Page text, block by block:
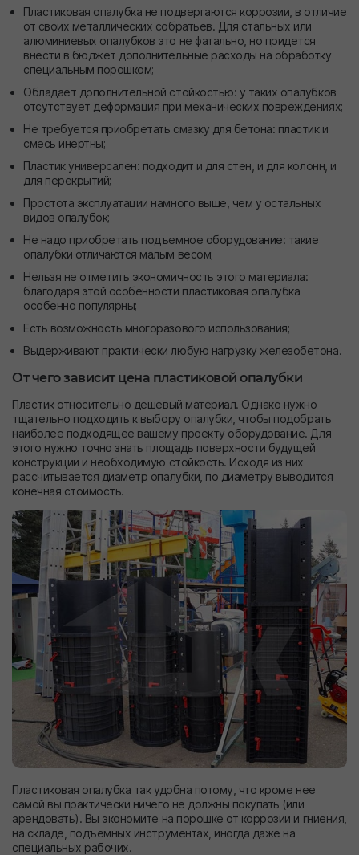
Пластиковая опалубка не подвергаются коррозии, в отличие
от своих металлических собратьев. Для стальных или
алюминиевых опалубков это не фатально, но придется
внести в бюджет дополнительные расходы на обработку
специальным порошком;
Обладает дополнительной стойкостью: у таких опалубков
отсутствует деформация при механических повреждениях;
Не требуется приобретать смазку для бетона: пластик и
смесь инертны;
Пластик универсален: подходит и для стен, и для колонн, и
для перекрытий;
Простота эксплуатации намного выше, чем у остальных
видов опалубок;
Не надо приобретать подъемное оборудование: такие
опалубки отличаются малым весом;
Нельзя не отметить экономичность этого материала:
благодаря этой особенности пластиковая опалубка
особенно популярны;
Есть возможность многоразового использования;
Выдерживают практически любую нагрузку железобетона.
От чего зависит цена пластиковой опалубки
Пластик относительно дешевый материал. Однако нужно
тщательно подходить к выбору опалубки, чтобы подобрать
наиболее подходящее вашему проекту оборудование. Для
этого нужно точно знать площадь поверхности будущей
конструкции и необходимую стойкость. Исходя из них
рассчитывается диаметр опалубки, по диаметру выводится
конечная стоимость.
Пластиковая опалубка так удобна потому, что кроме нее
самой вы практически ничего не должны покупать (или
арендовать). Вы экономите на порошке от коррозии и гниения,
на складе, подъемных инструментах, иногда даже на
специальных рабочих.